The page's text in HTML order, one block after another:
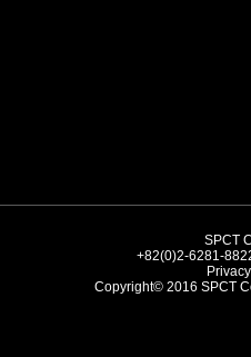
SPCT
+82(0)2-6281-
Copyright© 2016 SPCT